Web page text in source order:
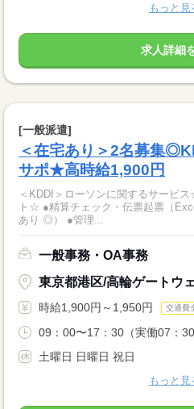
もっと見
求人詳細
[一般派遣]
＜在宅あり＞2名募集
サポ★高時給1,900円
＜KDDI＞ローソンに関するサービ
ト☆ ●精算チェック・伝票起票（
あり ◎） ●管理...
一般事務・OA事務
東京都港区/高輪ゲートウ
時給1,900円～1,950円 交通費
09：00〜17：30（実働07：
土曜日 日曜日 祝日
もっと見